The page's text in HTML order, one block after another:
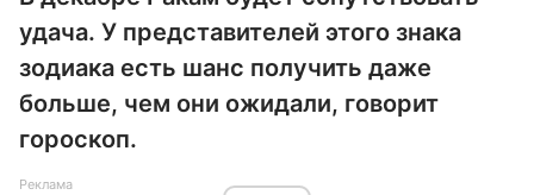
удача. У представителей этого знака
зодиака есть шанс получить даже
больше, чем они ожидали, говорит
гороскоп.
Реклама